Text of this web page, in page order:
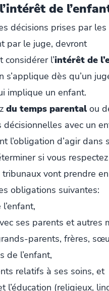
de
décisions prises par
par le juge, devront
considérer l’intérêt de
s’applique dès qu’un
implique un enfant.
du temps parental ou
avec un
l’obligation d’agir dans
si vous respectez
tribunaux vont prendre en
obligations suivantes:
ses parents et autres
parents, frères,
de l’enfant,
relatifs à ses soins, et
l’éducation (religieux,